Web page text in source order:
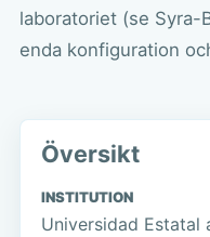
laboratoriet (se Syra-
enda konfiguration
Översikt
INSTITUTION
Universidad Estatal